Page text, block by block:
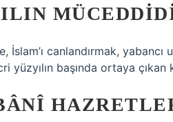
canlandırmak, yabancı
yüzyılın başında ortaya